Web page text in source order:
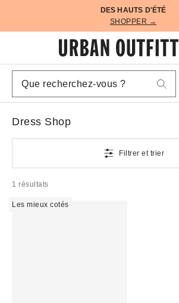
DES HAUTS D'ÉTÉ
SHOPPER →
Dress Shop
Filtrer et trier
1 résultats
Les mieux cotés